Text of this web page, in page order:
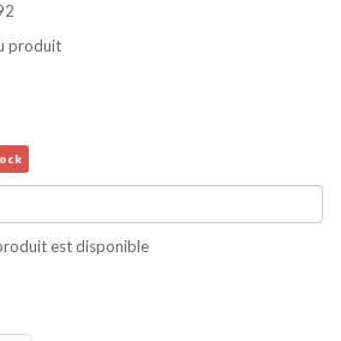
produit
est disponible